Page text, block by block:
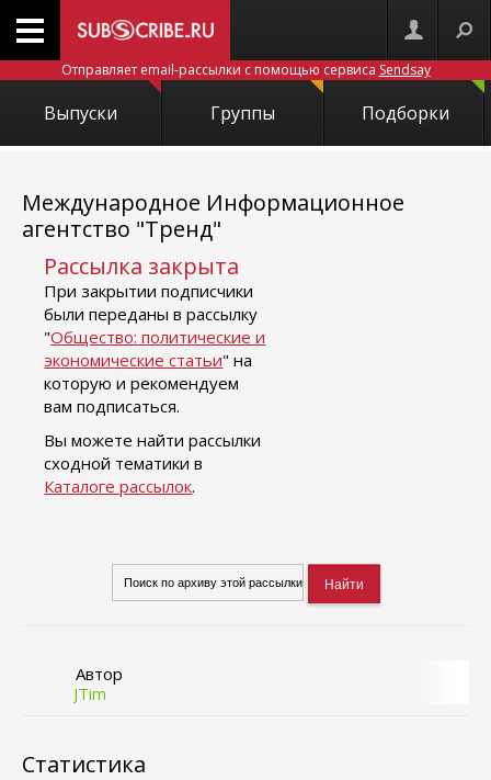
Отправляет email-рассылки с помощью сервиса Sendsay
Выпуски Группы Подборки
Международное Информационное
агентство "Тренд"
Рассылка закрыта
При закрытии подписчики
были переданы в рассылку
"Общество: политические и
экономические статьи" на
которую и рекомендуем
вам подписаться.
Вы можете найти рассылки
сходной тематики в
Каталоге рассылок.
Автор
JTim
Статистика